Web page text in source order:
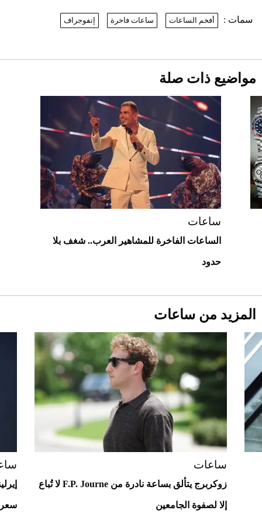
أغلى 10 عطور في العالم للرجال تمنحك فخامة
استثنائية
Aston Martin Valiant: على هوى الأبطال
دوران الأرض؟
2026-07-25
قبل ليلة النزال.. اكتمال وزن أبطال "The
Comeback" في جدة (فيديو)
2026-07-25
سمات : أفخم الساعات ساعات فاخرة إنفوجراف
مواضيع ذات صلة
ساعات
الساعات الفاخرة للمشاهير العرب.. شغف بلا
حدود
المزيد من ساعات
ساعات
زوكربرج يتألق بساعة نادرة من F.P. Journe لا تُباع
إلا لصفوة الجامعين